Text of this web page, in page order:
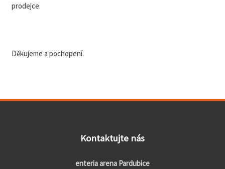
prodejce.
Děkujeme a pochopení.
Kontaktujte nás
enteria arena Pardubice